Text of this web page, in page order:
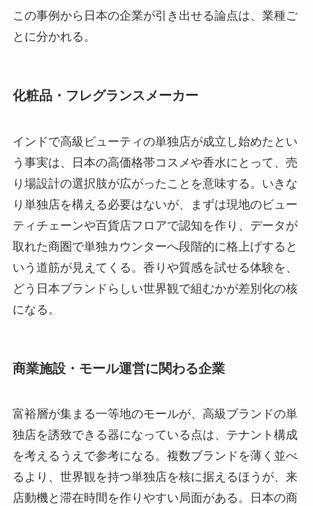
この事例から日本の企業が引き出せる論点は、業種ご
とに分かれる。
化粧品・フレグランスメーカー
インドで高級ビューティの単独店が成立し始めたとい
う事実は、日本の高価格帯コスメや香水にとって、売
り場設計の選択肢が広がったことを意味する。いきな
り単独店を構える必要はないが、まずは現地のビュー
ティチェーンや百貨店フロアで認知を作り、データが
取れた商圏で単独カウンターへ段階的に格上げすると
いう道筋が見えてくる。香りや質感を試せる体験を、
どう日本ブランドらしい世界観で組むかが差別化の核
になる。
商業施設・モール運営に関わる企業
富裕層が集まる一等地のモールが、高級ブランドの単
独店を誘致できる器になっている点は、テナント構成
を考えるうえで参考になる。複数ブランドを薄く並べ
るより、世界観を持つ単独店を核に据えるほうが、来
店動機と滞在時間を作りやすい局面がある。日本の商